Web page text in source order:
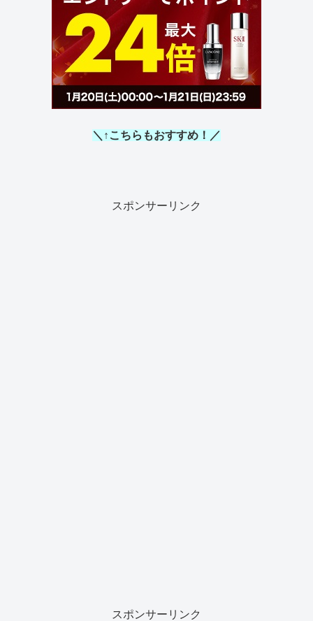
＼↑こちらもおすすめ！／
スポンサーリンク
スポンサーリンク